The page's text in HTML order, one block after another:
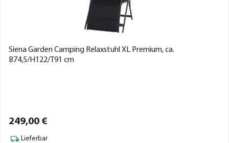
Siena Garden Camping Relaxstuhl XL Premium, ca.
B74,5/H122/T91 cm
249,00 €
Lieferbar